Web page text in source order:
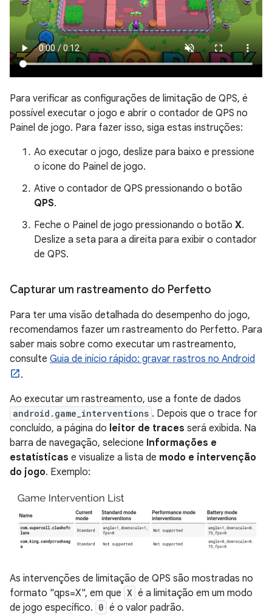
Para verificar as configurações de limitação de QPS, é
possível executar o jogo e abrir o contador de QPS no
Painel de jogo. Para fazer isso, siga estas instruções:
Ao executar o jogo, deslize para baixo e pressione
o ícone do Painel de jogo.
Ative o contador de QPS pressionando o botão
QPS.
Feche o Painel de jogo pressionando o botão X.
Deslize a seta para a direita para exibir o contador
de QPS.
Capturar um rastreamento do Perfetto
Para ter uma visão detalhada do desempenho do jogo,
recomendamos fazer um rastreamento do Perfetto. Para
saber mais sobre como executar um rastreamento,
consulte Guia de início rápido: gravar rastros no Android
.
Ao executar um rastreamento, use a fonte de dados
android.game_interventions . Depois que o trace for
concluído, a página do leitor de traces será exibida. Na
barra de navegação, selecione Informações e
estatísticas e visualize a lista de modo e intervenção
do jogo. Exemplo:
As intervenções de limitação de QPS são mostradas no
formato "qps=X", em que X é a limitação em um modo
de jogo específico. 0 é o valor padrão.